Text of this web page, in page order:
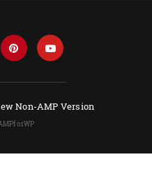
Non-AMP Version